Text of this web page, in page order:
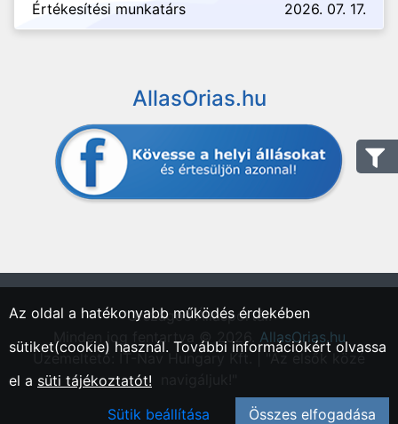
Értékesítési munkatárs 2026. 07. 17.
AllasOrias.hu
"Országos Állásportál."
Minden jog fentartva © 2026. AllasOrias.hu
Üzemeltető: IT-Nav Hungary Kft. | "Az elsők közé
Az oldal a hatékonyabb működés érdekében
sütiket(cookie) használ. További információkért olvassa
el a süti tájékoztatót!
Sütik beállítása
Összes elfogadása